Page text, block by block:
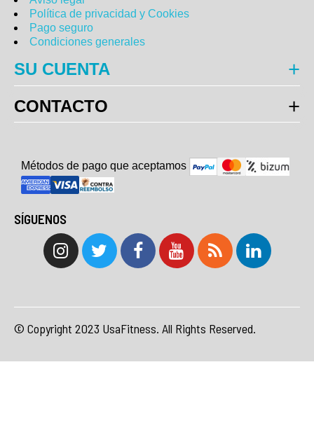
Política de privacidad y Cookies
Pago seguro
Condiciones generales
SU CUENTA
CONTACTO
Métodos de pago que aceptamos
SÍGUENOS
© Copyright 2023 UsaFitness. All Rights Reserved.